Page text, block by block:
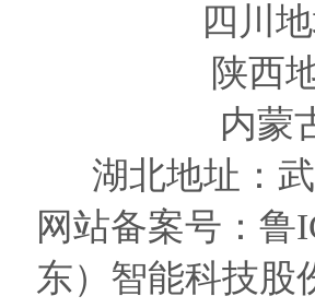
四川
陕西
内蒙
湖北地址：
网站备案号： 鲁
东）智能科技股